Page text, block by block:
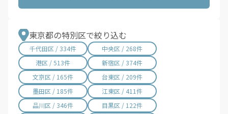
東京都の特別区で絞り込む
千代田区 / 334件
中央区 / 268件
港区 / 513件
新宿区 / 374件
文京区 / 165件
台東区 / 209件
墨田区 / 185件
江東区 / 411件
品川区 / 346件
目黒区 / 122件